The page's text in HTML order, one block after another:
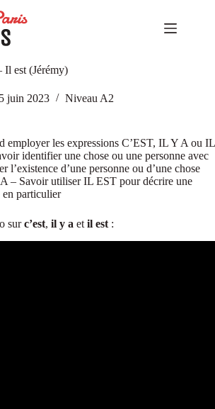
Il est (Jérémy)
juin 2023 Niveau A2
employer les expressions C’EST, IL Y A ou IL
identifier une chose ou une personne avec
l’existence d’une personne ou d’une chose
– Savoir utiliser IL EST pour décrire une
en particulier
surc’est, il y a et il est :